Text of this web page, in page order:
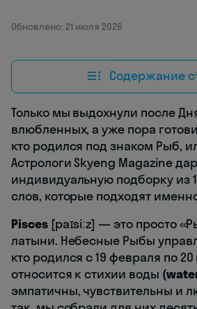
Обновлено: 21 июля 2026
Содержание
Только мы выдохнули после
влюбленных, а уже пора
кто родился под знаком Рыб,
Астрологи Skyeng Magazine
индивидуальную подборку из
слов, которые подходят
Pisces[paɪsiːz] — это просто
латыни. Небесные Рыбы
кто родился с 19 февраля по
относится к стихии воды
эмпатичны, чувствительны и